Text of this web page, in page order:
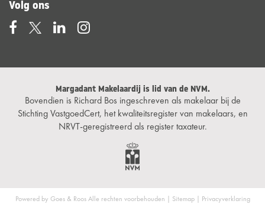
Volg ons
Margadant Makelaardij is lid van de NVM.
Bovendien is Richard Bos ingeschreven als makelaar bij de
Stichting VastgoedCert, het kwaliteitsregister van makelaars, en
NRVT-geregistreerd als register taxateur.
Powered by Goes & Roos Alle rechten voorbehouden | Sitemap | Privacyverklaring